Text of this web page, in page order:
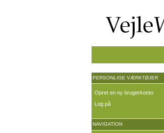
PERSONLIGE VÆRKTØJER
Opret en ny brugerkonto
Log på
NAVIGATION